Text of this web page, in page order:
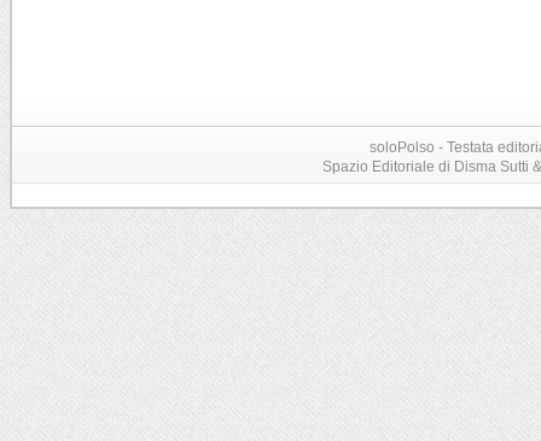
soloPolso - Testata
Spazio Editoriale di Disma Sutti